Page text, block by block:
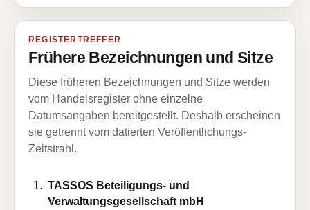
REGISTERTREFFER
Frühere Bezeichnungen und Sitze
Diese früheren Bezeichnungen und Sitze werden
vom Handelsregister ohne einzelne
Datumsangaben bereitgestellt. Deshalb erscheinen
sie getrennt vom datierten Veröffentlichungs-
Zeitstrahl.
TASSOS Beteiligungs- und
Verwaltungsgesellschaft mbH